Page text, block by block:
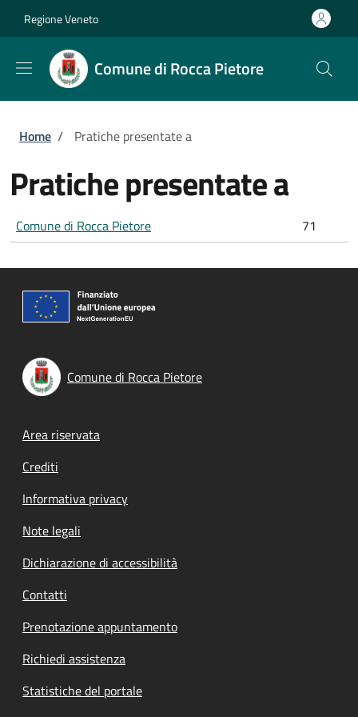
Regione Veneto
Comune di Rocca Pietore
Briciole di pane
Home / Pratiche presentate a
Pratiche presentate a
Comune di Rocca Pietore 71
Comune di Rocca Pietore
Footer menu
Area riservata
Crediti
Informativa privacy
Note legali
Dichiarazione di accessibilità
Contatti
Prenotazione appuntamento
Richiedi assistenza
Statistiche del portale